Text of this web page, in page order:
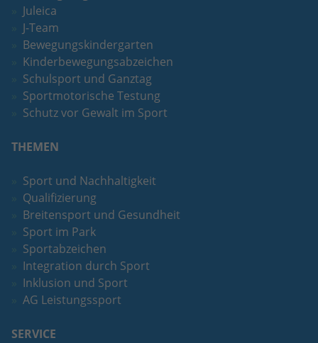
Juleica
J-Team
Bewegungskindergarten
Kinderbewegungsabzeichen
Schulsport und Ganztag
Sportmotorische Testung
Schutz vor Gewalt im Sport
THEMEN
Sport und Nachhaltigkeit
Qualifizierung
Breitensport und Gesundheit
Sport im Park
Sportabzeichen
Integration durch Sport
Inklusion und Sport
AG Leistungssport
SERVICE